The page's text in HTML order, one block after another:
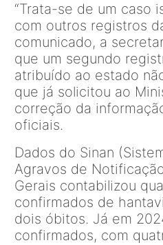
“Trata-se de um caso
com outros registros
comunicado, a
que um segundo
atribuído ao estado
que já solicitou ao
correção da
oficiais.
Dados do Sinan
Agravos de
Gerais contabilizou
confirmados de
dois óbitos. Já em
confirmados, com